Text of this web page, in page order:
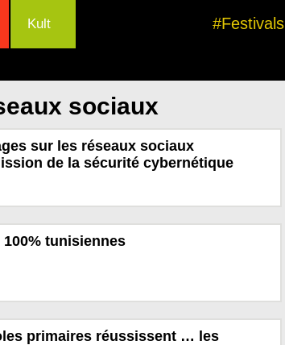
Kult #Festivals
sociaux
sur les réseaux sociaux
de la sécurité cybernétique
tunisiennes
primaires réussissent … les